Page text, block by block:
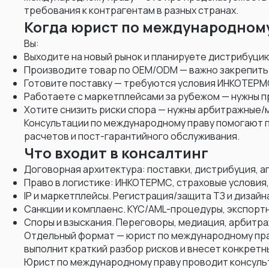
Хранение товаров 9
Юридические услуги
31
Беларусь 82
Белиз 2
Бельгия 11
Бенин 1
Бермуды 1
Болгария 11
Боливия 3
Бонэйр, Синт-Эстатиус и Саба 1
Босния и Герцеговина 5
Ботсвана 1
Бразилия 12
Британская территория в
индийском океане
2
требования к контрагентам в разных странах.
Когда юрист по
Вы:
Выходите на новый рынок и планируете
Производите товар по OEM/ODM — важно
Готовите поставку — требуются условия
Работаете с маркетплейсами за рубежом — нужны
Хотите снизить риски спора — нужны
Консультации по международному праву
расчетов и пост-гарантийного обслуживания.
Что входит в консалтинг
Договорная архитектура: поставки, дистрибуция,
Право в логистике: ИНКОТЕРМС, страховые
IP и маркетплейсы. Регистрация/защита ТЗ и
Санкции и комплаенс. KYC/AML-процедуры,
Споры и взыскания. Переговоры, медиация,
Отдельный формат — юрист по международному
выполнит краткий разбор рисков и внесет
Юрист по международному праву проводит